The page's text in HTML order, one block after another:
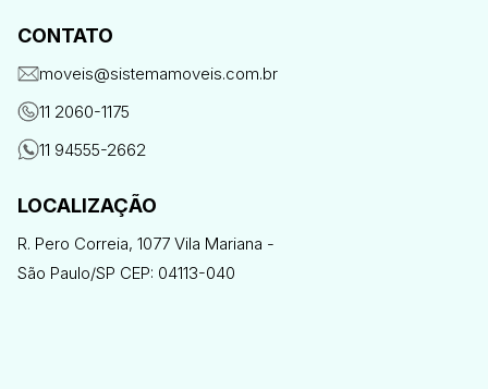
CONTATO
moveis@sistemamoveis.com.br
11 2060-1175
11 94555-2662
LOCALIZAÇÃO
R. Pero Correia, 1077 Vila Mariana -
São Paulo/SP CEP: 04113-040